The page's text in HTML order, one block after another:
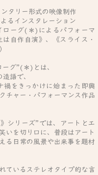
タリー形式の映像制作
るインスタレーション
ローグ( ＊) によるパフォーマ
は自作自演》、《 スライス・
）
ーグ” ( ＊)とは、
造語で、
禍をきっかけに始まった即興
チャー・パフォーマンス作品
シリーズ”では、
アートとエ
いを切り口に、普段はアート
る日常の風景や出来事を題材
ているステレオタイプ的な言